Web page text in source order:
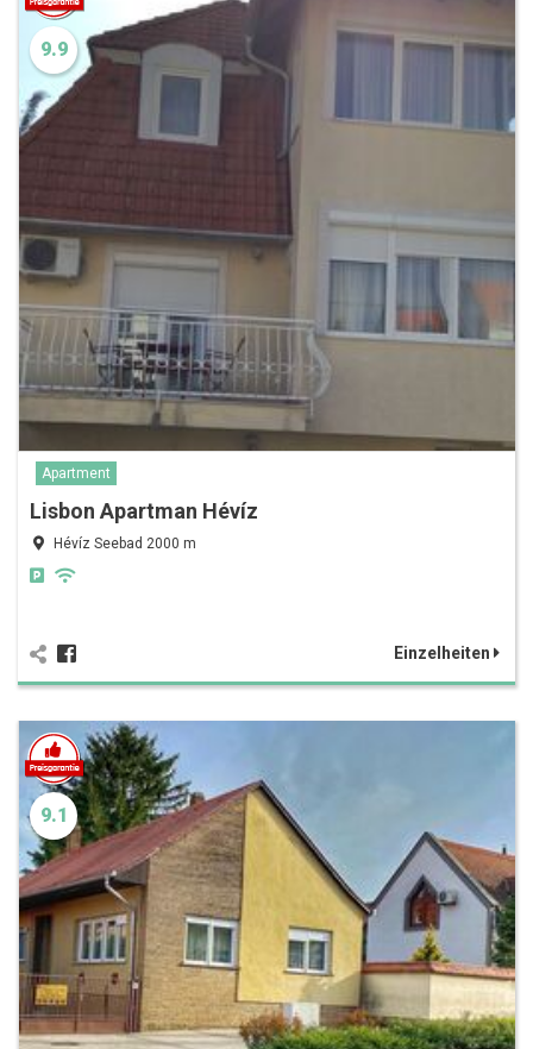
9.9
Apartment
Lisbon Apartman Hévíz
Hévíz Seebad 2000 m
Einzelheiten
9.1